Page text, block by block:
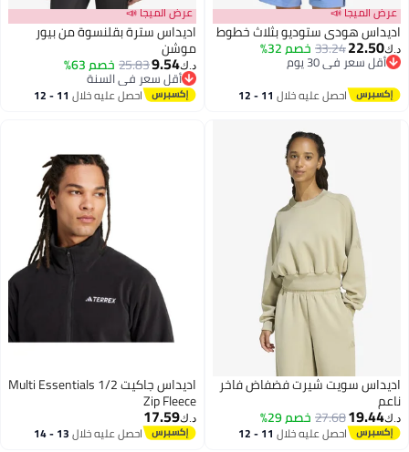
عرض الميجا 📣
اديداس هودي ستوديو بثلاث خطوط
د.ك‏22.50
33.24خصم 32%
أقل سعر في 30 يوم
أقل سعر في 30 يوم
احصل عليه خلال 11 - 12
2
عرض الميجا 📣
اديداس سترة بقلنسوة من بيور
موشن
د.ك‏9.54
25.83خصم 63%
أقل سعر في السنة
أقل سعر في السنة
احصل عليه خلال 11 - 12
9
اديداس سويت شيرت فضفاض فاخر
ناعم
د.ك‏19.44
27.68خصم 29%
احصل عليه خلال 11 - 12
اديداس جاكيت Multi Essentials 1/2
Zip Fleece
د.ك‏17.59
احصل عليه خلال 13 - 14